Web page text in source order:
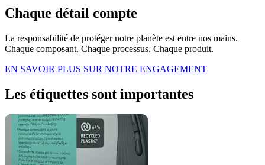
Chaque détail compte
La responsabilité de protéger notre planète est entre nos mains.
Chaque composant. Chaque processus. Chaque produit.
EN SAVOIR PLUS SUR NOTRE ENGAGEMENT
Les étiquettes sont importantes